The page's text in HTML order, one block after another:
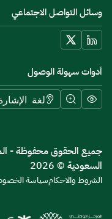
وسائل التواصل الاجتماعي
أدوات سهولة الوصول
لغة
جميع الحقوق محفوظة -
السعودية © 2026
الشروط والاحكامسياسة